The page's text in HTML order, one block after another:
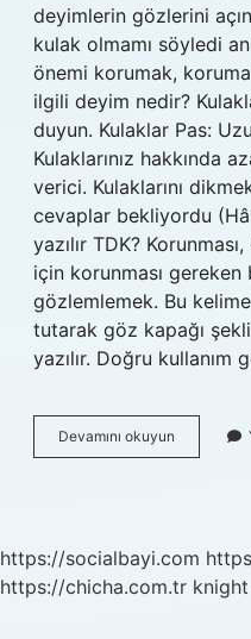
deyimlerin gözlerini
kulak olmamı söyledi
önemi korumak,
ilgili deyim nedir?
duyun. Kulaklar Pas:
Kulaklarınız hakkında
verici. Kulaklarını
cevaplar bekliyordu
yazılır TDK?
için korunması
gözlemlemek. Bu
tutarak göz kapağı
yazılır. Doğru kullanım
Devamını okuyun
Kulak
https://socialbayi.com
https://chicha.com.tr